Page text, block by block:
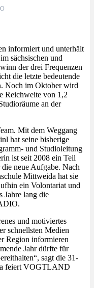
informiert und unterhält
sächsischen und
der drei Frequenzen
die letzte bedeutende
Noch im Oktober wird
Reichweite von 1,2
an der
Mit dem Weggang
hat seine bisherige
und Studioleitung
ist seit 2008 ein Teil
neue Aufgabe. Nach
Mittweida hat sie
ein Volontariat und
Jahre lang die
und motiviertes
schnellsten Medien
Region informieren
Jahr dürfte für
sagt die 31-
feiert VOGTLAND